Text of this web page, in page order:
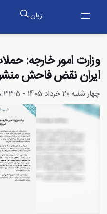
زبان
وزارت امور خارجه:
ایران نقض فاحش
چهار شنبه 20 خرداد 1405 - 8:33:5